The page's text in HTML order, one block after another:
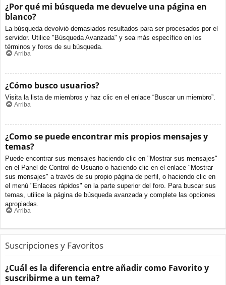
¿Por qué mi búsqueda me devuelve una página en
blanco?
La búsqueda devolvió demasiados resultados para ser procesados por el
servidor. Utilice "Búsqueda Avanzada" y sea más específico en los
términos y foros de su búsqueda.
Arriba
¿Cómo busco usuarios?
Visita la lista de miembros y haz clic en el enlace “Buscar un miembro”.
Arriba
¿Como se puede encontrar mis propios mensajes y
temas?
Puede encontrar sus mensajes haciendo clic en "Mostrar sus mensajes"
en el Panel de Control de Usuario o haciendo clic en el enlace "Mostrar
sus mensajes" a través de su propio página de perfil, o haciendo clic en
el menú "Enlaces rápidos" en la parte superior del foro. Para buscar sus
temas, utilice la página de búsqueda avanzada y complete las opciones
apropiadas.
Arriba
Suscripciones y Favoritos
¿Cuál es la diferencia entre añadir como Favorito y
suscribirme a un tema?